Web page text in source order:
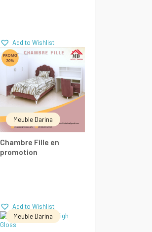
Add to Wishlist
Meuble Darina
Chambre Fille en
promotion
LIRE LA SUITE
Add to Wishlist
Comparer
Add to Wishlist
Meuble Darina
LIRE LA SUITE